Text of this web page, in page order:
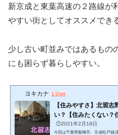
新京成と東葉高速の２路線が
やすい街としてオススメでき
少し古い町並みではあるもの
にも困らず暮らしやすい。
ヨキカナ 1 User
【住みやすさ】北習
い？【住みたくない？
🕒️2021年2月18日
今回は千葉県船橋市、京成松戸線(